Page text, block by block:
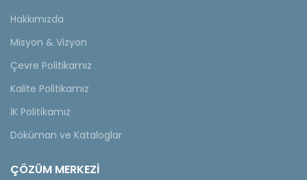
Hakkımızda
Misyon & Vizyon
Çevre Politikamız
Kalite Politikamız
İK Politikamız
Döküman ve Kataloglar
ÇÖZÜM MERKEZİ